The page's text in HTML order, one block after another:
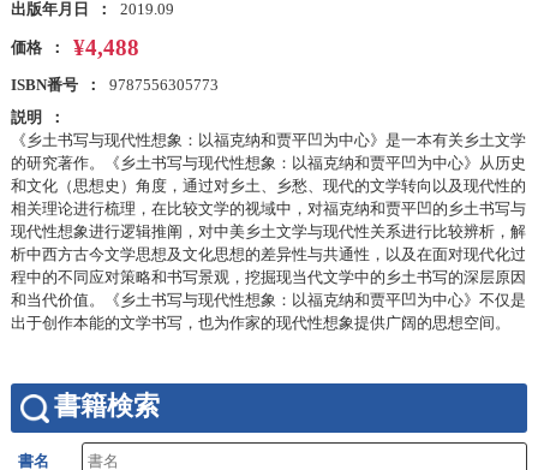
出版年月日
2019.09
価格 ¥4,488
ISBN番号
9787556305773
説明
《乡土书写与现代性想象：以福克纳和贾平凹为中心》是一本有关乡土文学
的研究著作。《乡土书写与现代性想象：以福克纳和贾平凹为中心》从历史
和文化（思想史）角度，通过对乡土、乡愁、现代的文学转向以及现代性的
相关理论进行梳理，在比较文学的视域中，对福克纳和贾平凹的乡土书写与
现代性想象进行逻辑推阐，对中美乡土文学与现代性关系进行比较辨析，解
析中西方古今文学思想及文化思想的差异性与共通性，以及在面对现代化过
程中的不同应对策略和书写景观，挖掘现当代文学中的乡土书写的深层原因
和当代价值。《乡土书写与现代性想象：以福克纳和贾平凹为中心》不仅是
出于创作本能的文学书写，也为作家的现代性想象提供广阔的思想空间。
書籍検索
書名